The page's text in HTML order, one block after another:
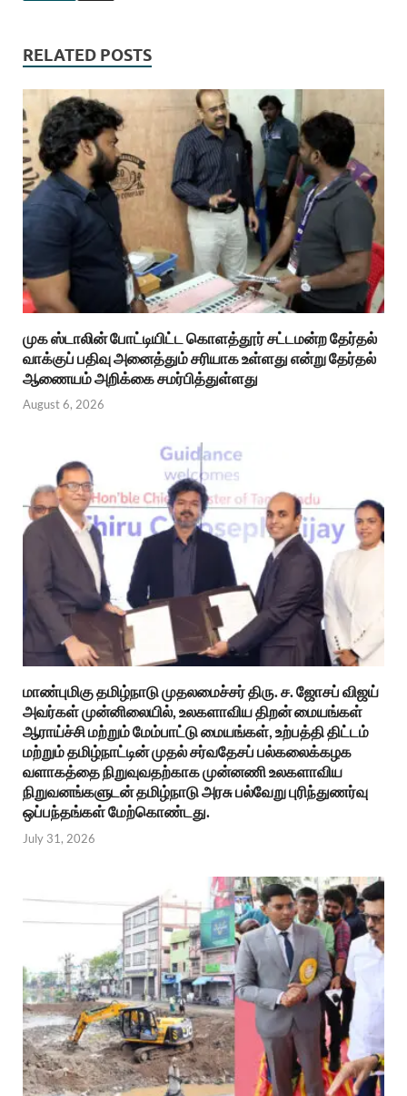
RELATED POSTS
முக ஸ்டாலின் போட்டியிட்ட கொளத்தூர் சட்டமன்ற தேர்தல்
வாக்குப் பதிவு அனைத்தும் சரியாக உள்ளது என்று தேர்தல்
ஆணையம் அறிக்கை சமர்பித்துள்ளது
August 6, 2026
மாண்புமிகு தமிழ்நாடு முதலமைச்சர் திரு. ச. ஜோசப் விஜய்
அவர்கள் முன்னிலையில், உலகளாவிய திறன் மையங்கள்
ஆராய்ச்சி மற்றும் மேம்பாட்டு மையங்கள், உற்பத்தி திட்டம்
மற்றும் தமிழ்நாட்டின் முதல் சர்வதேசப் பல்கலைக்கழக
வளாகத்தை நிறுவுவதற்காக முன்னணி உலகளாவிய
நிறுவனங்களுடன் தமிழ்நாடு அரசு பல்வேறு புரிந்துணர்வு
ஒப்பந்தங்கள் மேற்கொண்டது.
July 31, 2026